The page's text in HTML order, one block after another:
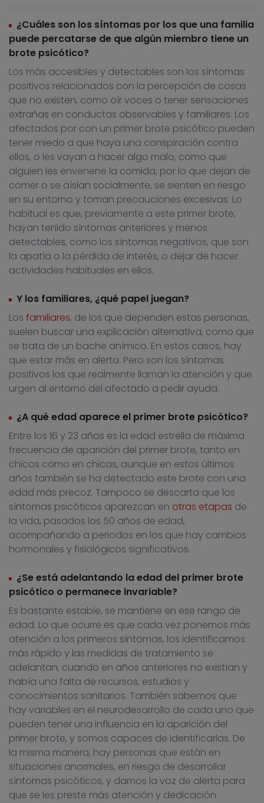
¿Cuáles son los síntomas por los que una familia
puede percatarse de que algún miembro tiene un
brote psicótico?
Los más accesibles y detectables son los síntomas
positivos relacionados con la percepción de cosas
que no existen, como oír voces o tener sensaciones
extrañas en conductas observables y familiares. Los
afectados por con un primer brote psicótico pueden
tener miedo a que haya una conspiración contra
ellos, o les vayan a hacer algo malo, como que
alguien les envenene la comida, por lo que dejan de
comer o se aíslan socialmente, se sienten en riesgo
en su entorno y toman precauciones excesivas. Lo
habitual es que, previamente a este primer brote,
hayan tenido síntomas anteriores y menos
detectables, como los síntomas negativos, que son
la apatía o la pérdida de interés, o dejar de hacer
actividades habituales en ellos.
Y los familiares, ¿qué papel juegan?
Los familiares, de los que dependen estas personas,
suelen buscar una explicación alternativa, como que
se trata de un bache anímico. En estos casos, hay
que estar más en alerta. Pero son los síntomas
positivos los que realmente llaman la atención y que
urgen al entorno del afectado a pedir ayuda.
¿A qué edad aparece el primer brote psicótico?
Entre los 16 y 23 años es la edad estrella de máxima
frecuencia de aparición del primer brote, tanto en
chicos como en chicas, aunque en estos últimos
años también se ha detectado este brote con una
edad más precoz. Tampoco se descarta que los
síntomas psicóticos aparezcan en otras etapas de
la vida, pasados los 50 años de edad,
acompañando a periodos en los que hay cambios
hormonales y fisiológicos significativos.
¿Se está adelantando la edad del primer brote
psicótico o permanece invariable?
Es bastante estable, se mantiene en ese rango de
edad. Lo que ocurre es que cada vez ponemos más
atención a los primeros síntomas, los identificamos
más rápido y las medidas de tratamiento se
adelantan, cuando en años anteriores no existían y
había una falta de recursos, estudios y
conocimientos sanitarios. También sabemos que
hay variables en el neurodesarrollo de cada uno que
pueden tener una influencia en la aparición del
primer brote, y somos capaces de identificarlas. De
la misma manera, hay personas que están en
situaciones anormales, en riesgo de desarrollar
síntomas psicóticos, y damos la voz de alerta para
que se les preste más atención y dedicación.